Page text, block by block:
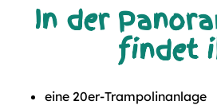
In der
findet
eine 20er-Trampolinanlage